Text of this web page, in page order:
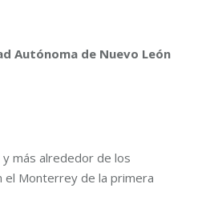
Autónoma de Nuevo León
más alrededor de los
el Monterrey de la primera